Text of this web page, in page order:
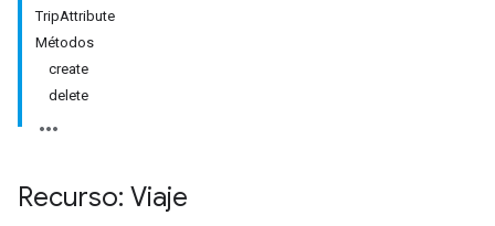
TripAttribute
Métodos
create
delete
Recurso: Viaje